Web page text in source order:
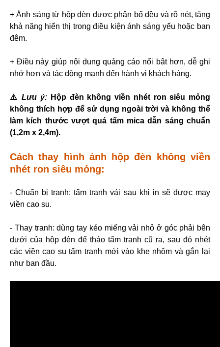
+ Ánh sáng từ hộp đèn được phân bổ đều và rõ nét, tăng
khả năng hiển thị trong điều kiện ánh sáng yếu hoặc ban
đêm.
+ Điều này giúp nội dung quảng cáo nổi bật hơn, dễ ghi
nhớ hơn và tác động mạnh đến hành vi khách hàng.
⚠️Lưu ý: Hộp đèn không viền nhét ron siêu mỏng
không thích hợp để sử dụng ngoài trời và không thể
làm kích thước vượt quá tấm mica dẫn sáng chuẩn
(1,2m x 2,4m).
Cách thay hình ảnh hộp đèn không viền
nhét ron siêu mỏng:
- Chuẩn bị tranh: tấm tranh vải sau khi in sẽ được may
viền cao su.
- Thay tranh: dùng tay kéo miếng vải nhỏ ở góc phải bên
dưới của hộp đèn để tháo tấm tranh cũ ra, sau đó nhét
các viền cao su tấm tranh mới vào khe nhôm và gắn lại
như ban đầu.